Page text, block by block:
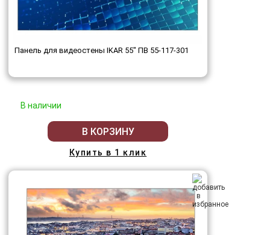
Панель для видеостены IKAR 55" ПВ 55-117-301
В наличии
В КОРЗИНУ
Купить в 1 клик